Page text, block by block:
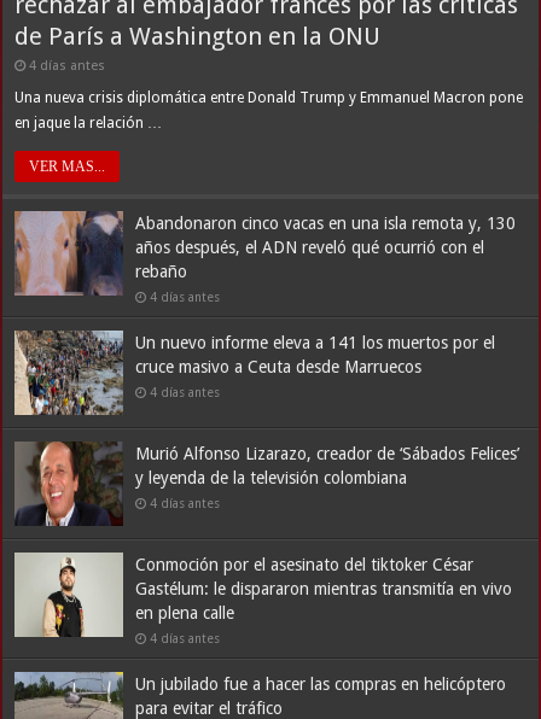
de París a Washington en la ONU
4 días antes
Una nueva crisis diplomática entre Donald Trump y Emmanuel Macron pone
en jaque la relación …
VER MAS...
Abandonaron cinco vacas en una isla remota y, 130
años después, el ADN reveló qué ocurrió con el
rebaño
4 días antes
Un nuevo informe eleva a 141 los muertos por el
cruce masivo a Ceuta desde Marruecos
4 días antes
Murió Alfonso Lizarazo, creador de ‘Sábados Felices’
y leyenda de la televisión colombiana
4 días antes
Conmoción por el asesinato del tiktoker César
Gastélum: le dispararon mientras transmitía en vivo
en plena calle
4 días antes
Un jubilado fue a hacer las compras en helicóptero
para evitar el tráfico